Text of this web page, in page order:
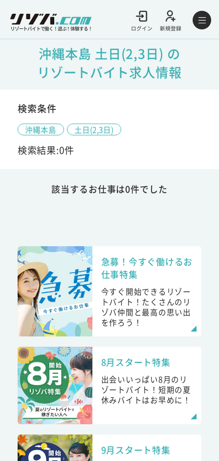
リゾートバイトで働く！遊ぶ！体験する！ ログイン 新規登録
沖縄本島 土日(2,3日) の
リゾートバイト求人情報
検索条件
沖縄本島 土日(2,3日)
検索結果:0件
該当するお仕事は0件でした
急募！今すぐ働けるお
仕事特集
今すぐ開始できるリゾー
トバイト！たくさんのリ
ゾバ仲間と最高の思い出
を作ろう！
8月スタート特集
出会いいっぱい8月のリ
ゾートバイト！短期の夏
休みバイトはお早めに！
9月スタート特集